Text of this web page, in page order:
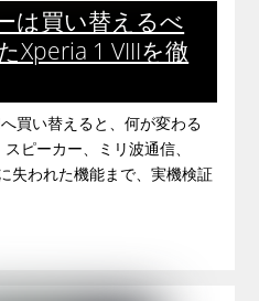
は買い替えるべ
Xperia 1 VIIIを徹
買い替えると、何が変わる
ピーカー、ミリ波通信、
失われた機能まで、実機検証